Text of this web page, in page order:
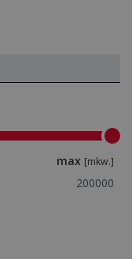
max [mkw.]